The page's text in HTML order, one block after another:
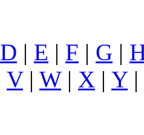
D | E | F | G |
V| W| X | Y|